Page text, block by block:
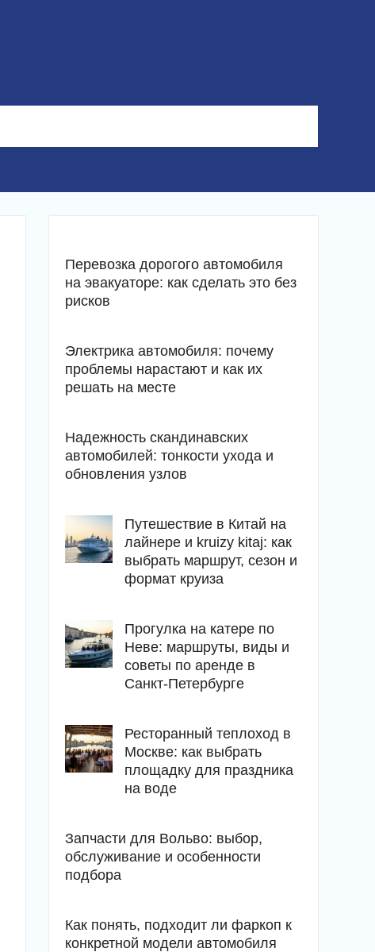
Перевозка дорогого автомобиля
на эвакуаторе: как сделать это без
рисков
Электрика автомобиля: почему
проблемы нарастают и как их
решать на месте
Надежность скандинавских
автомобилей: тонкости ухода и
обновления узлов
Путешествие в Китай на
лайнере и kruizy kitaj: как
выбрать маршрут, сезон и
формат круиза
Прогулка на катере по
Неве: маршруты, виды и
советы по аренде в
Санкт-Петербурге
Ресторанный теплоход в
Москве: как выбрать
площадку для праздника
на воде
Запчасти для Вольво: выбор,
обслуживание и особенности
подбора
Как понять, подходит ли фаркоп к
конкретной модели автомобиля